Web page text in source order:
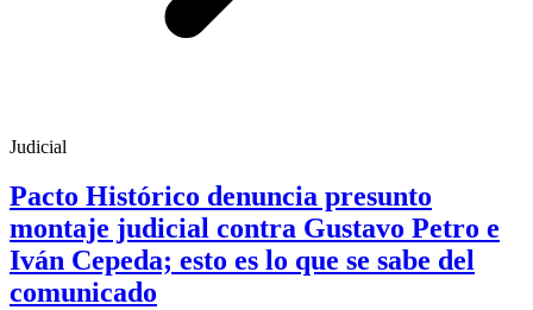
Judicial
Pacto Histórico denuncia presunto
montaje judicial contra Gustavo Petro e
Iván Cepeda; esto es lo que se sabe del
comunicado